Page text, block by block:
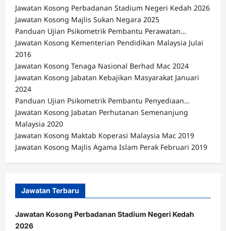
Jawatan Kosong Perbadanan Stadium Negeri Kedah 2026
Jawatan Kosong Majlis Sukan Negara 2025
Panduan Ujian Psikometrik Pembantu Perawatan…
Jawatan Kosong Kementerian Pendidikan Malaysia Julai
2016
Jawatan Kosong Tenaga Nasional Berhad Mac 2024
Jawatan Kosong Jabatan Kebajikan Masyarakat Januari
2024
Panduan Ujian Psikometrik Pembantu Penyediaan…
Jawatan Kosong Jabatan Perhutanan Semenanjung
Malaysia 2020
Jawatan Kosong Maktab Koperasi Malaysia Mac 2019
Jawatan Kosong Majlis Agama Islam Perak Februari 2019
Jawatan Terbaru
Jawatan Kosong Perbadanan Stadium Negeri Kedah
2026